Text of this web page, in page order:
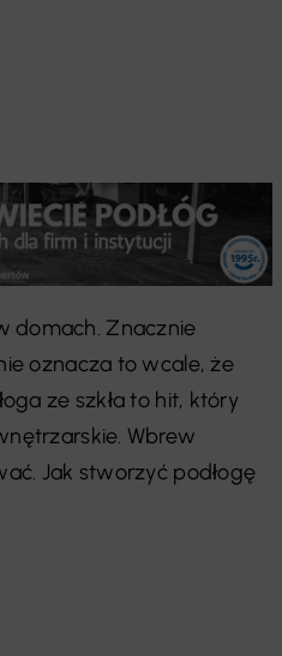
domach. Znacznie
oznacza to wcale, że
ze szkła to hit, który
Wbrew
Jak stworzyć podłogę